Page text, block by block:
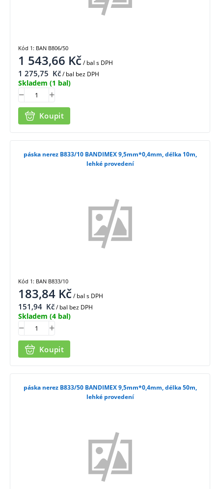
1 543,66 Kč/ bal s DPH
1 275,75 Kč/ bal bez DPH
Skladem (1 bal)
Koupit
Kód 1: BAN B806/50
páska nerez B833/10 BANDIMEX 9,5mm*0,4mm, délka 10m,
lehké provedení
183,84 Kč/ bal s DPH
151,94 Kč/ bal bez DPH
Skladem (4 bal)
Koupit
Kód 1: BAN B833/10
páska nerez B833/50 BANDIMEX 9,5mm*0,4mm, délka 50m,
lehké provedení